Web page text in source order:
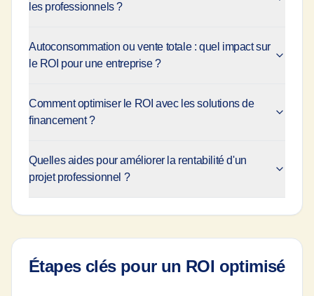
les professionnels ?
Autoconsommation ou vente totale : quel impact sur
le ROI pour une entreprise ?
Comment optimiser le ROI avec les solutions de
financement ?
Quelles aides pour améliorer la rentabilité d'un
projet professionnel ?
Étapes clés pour un ROI optimisé